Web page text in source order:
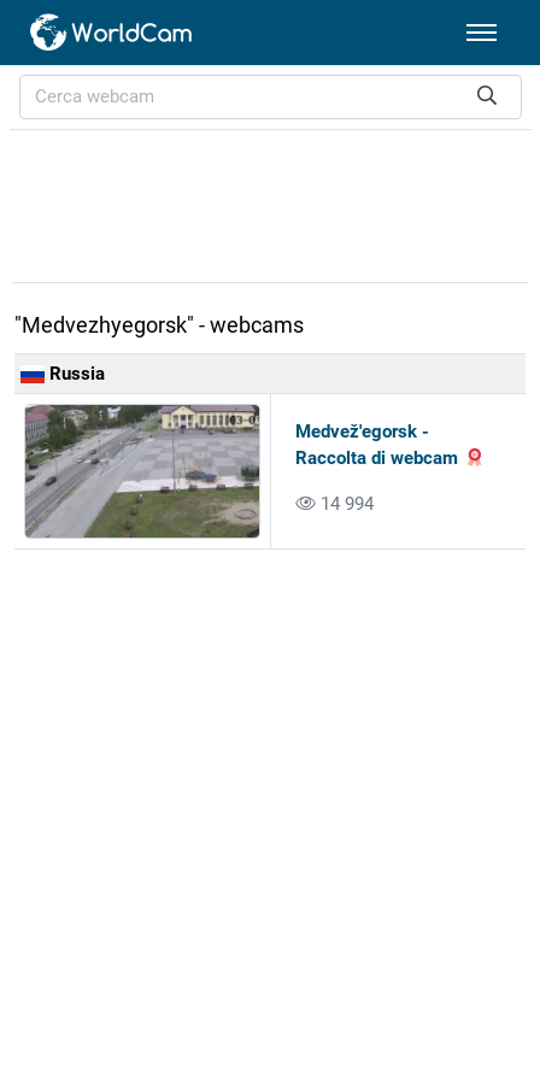
"Medvezhyegorsk" - webcams
Russia
Medvež'egorsk -
Raccolta di webcam
14 994